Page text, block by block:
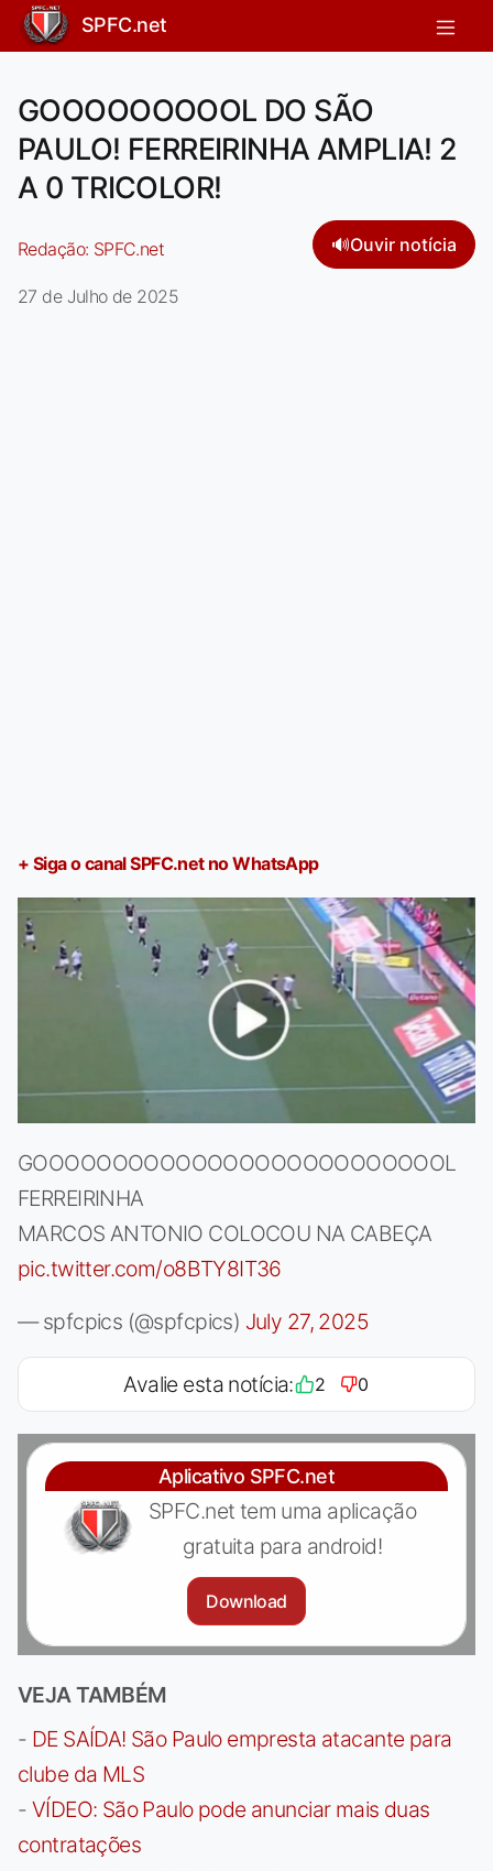
SPFC.net
GOOOOOOOOOL DO SÃO
PAULO! FERREIRINHA AMPLIA! 2
A 0 TRICOLOR!
Redação: SPFC.net 🔊Ouvir notícia
27 de Julho de 2025
+ Siga o canal SPFC.net no WhatsApp
GOOOOOOOOOOOOOOOOOOOOOOOOOOL
FERREIRINHA
MARCOS ANTONIO COLOCOU NA CABEÇA
pic.twitter.com/o8BTY8IT36
— spfcpics (@spfcpics) July 27, 2025
Avalie esta notícia: 2 0
Aplicativo SPFC.net
SPFC.net tem uma aplicação
gratuita para android!
Download
VEJA TAMBÉM
- DE SAÍDA! São Paulo empresta atacante para
clube da MLS
- VÍDEO: São Paulo pode anunciar mais duas
contratações